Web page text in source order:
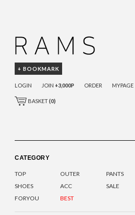
+ BOOKMARK
LOGIN JOIN +3,000P ORDER MYPAGE
BASKET(0)
CATEGORY
TOP OUTER
PANTS
SHOES
ACC
SALE
FORYOU
BEST